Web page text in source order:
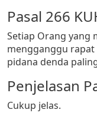
Pasal 266
Setiap Orang yang
mengganggu
pidana denda
Penjelasan
Cukup jelas.